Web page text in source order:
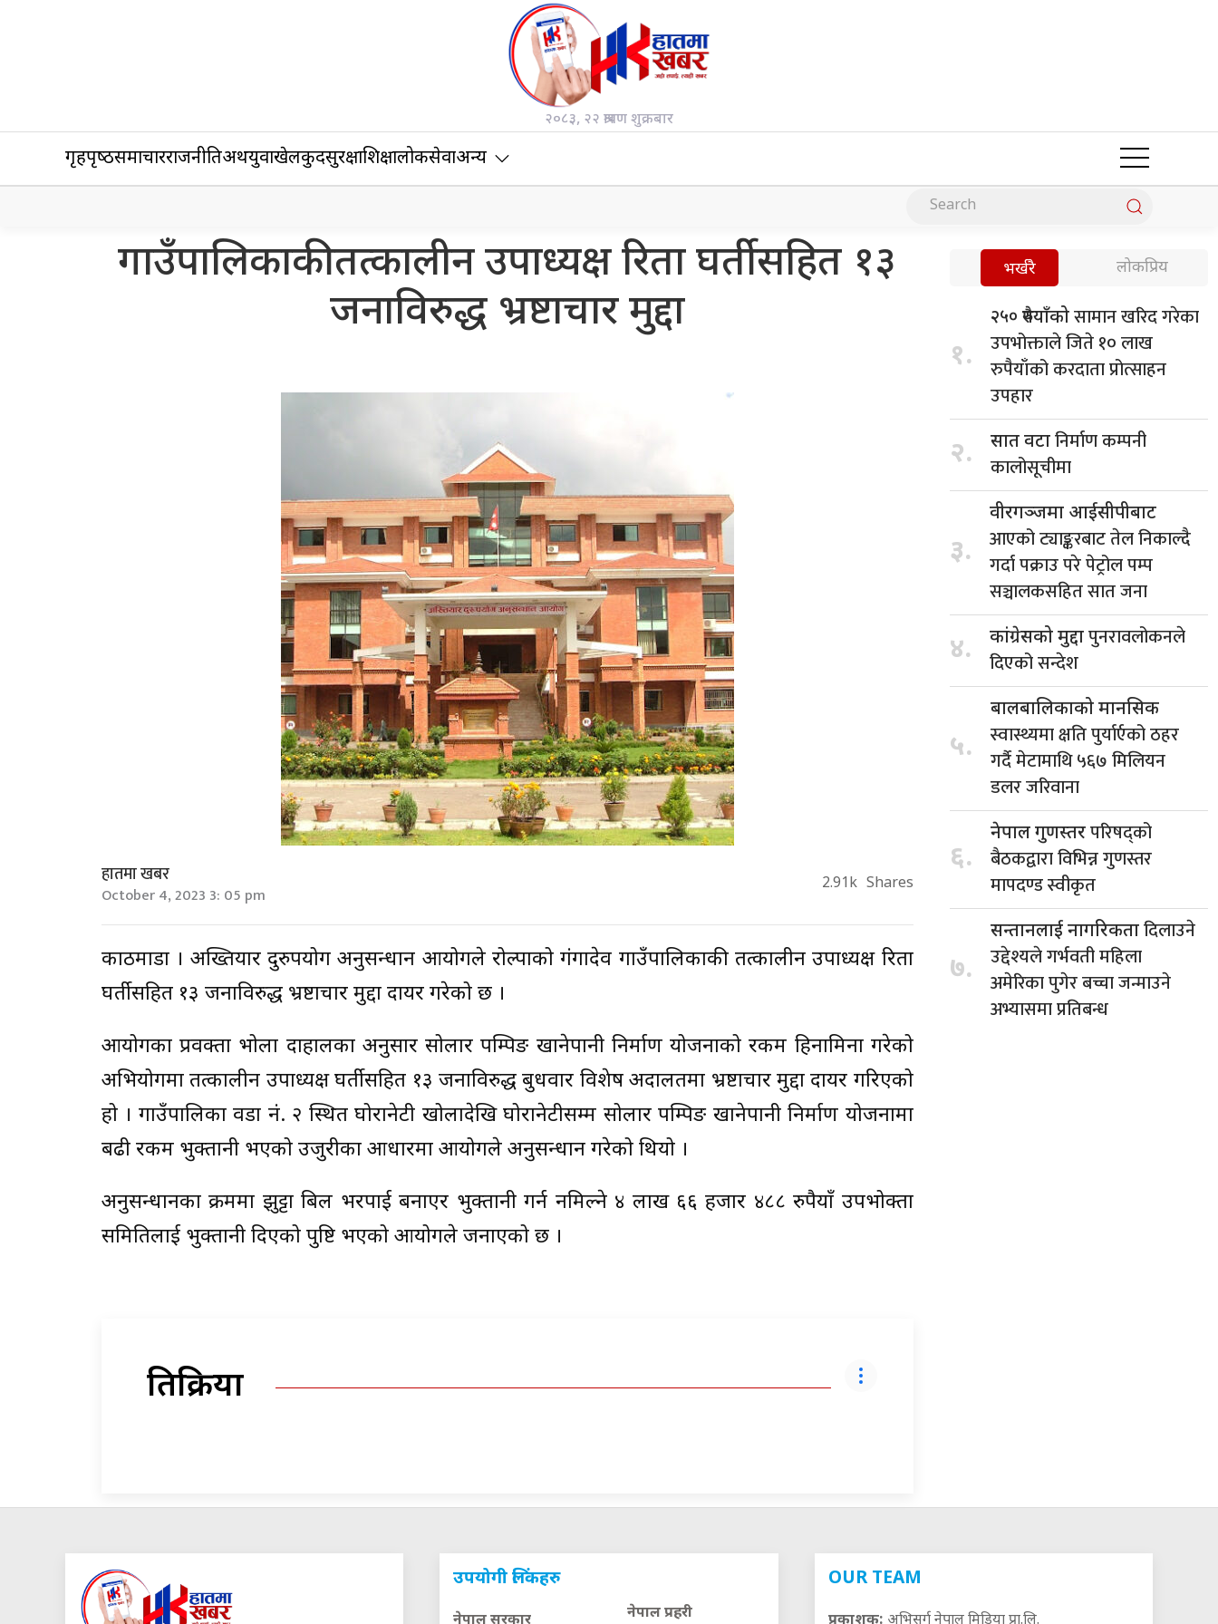
२०८३, २२ श्रावण शुक्रबार
गृहपृष्‍ठसमाचारराजनीतिअर्थयुवाखेलकुदसुरक्षाशिक्षालोकसेवाअन्य
गाउँपालिकाकी तत्कालीन उपाध्यक्ष रिता घर्तीसहित १३
जनाविरुद्ध भ्रष्टाचार मुद्दा
हातमा खबर
October 4, 2023 3: 05 pm 2.91k Shares
काठमाडौं । अख्तियार दुरुपयोग अनुसन्धान आयोगले रोल्पाको गंगादेव गाउँपालिकाकी तत्कालीन उपाध्यक्ष रिता
घर्तीसहित १३ जनाविरुद्ध भ्रष्टाचार मुद्दा दायर गरेको छ ।
आयोगका प्रवक्ता भोला दाहालका अनुसार सोलार पम्पिङ खानेपानी निर्माण योजनाको रकम हिनामिना गरेको
अभियोगमा तत्कालीन उपाध्यक्ष घर्तीसहित १३ जनाविरुद्ध बुधवार विशेष अदालतमा भ्रष्टाचार मुद्दा दायर गरिएको
हो । गाउँपालिका वडा नं. २ स्थित घोरानेटी खोलादेखि घोरानेटीसम्म सोलार पम्पिङ खानेपानी निर्माण योजनामा
बढी रकम भुक्तानी भएको उजुरीका आधारमा आयोगले अनुसन्धान गरेको थियो ।
अनुसन्धानका क्रममा झुट्टा बिल भरपाई बनाएर भुक्तानी गर्न नमिल्ने ४ लाख ६६ हजार ४८८ रुपैयाँ उपभोक्ता
समितिलाई भुक्तानी दिएको पुष्टि भएको आयोगले जनाएको छ ।
प्रतिक्रिया
भर्खरै लोकप्रिय
१.
२५० रुपैयाँकोसामान खरिद गरेका
उपभोक्ताले जिते १० लाख
रुपैयाँको करदाता प्रोत्साहन
उपहार
२. सात वटानिर्माण कम्पनी
कालोसूचीमा
३.
वीरगञ्जमा आईसीपीबाट
आएको ट्याङ्करबाट तेल निकाल्दै
गर्दा पक्राउ परे पेट्रोल पम्प
सञ्चालकसहित सात जना
४. कांग्रेसको मुद्दापुनरावलोकनले
दिएको सन्देश
५.
बालबालिकाको मानसिक
स्वास्थ्यमा क्षति पुर्यार्एको ठहर
गर्दै मेटामाथि ५६७ मिलियन
डलर जरिवाना
६.
नेपाल गुणस्तरपरिषद्को
बैठकद्वारा विभिन्न गुणस्तर
मापदण्ड स्वीकृत
७.
सन्तानलाई नागरिकतादिलाउने
उद्देश्यले गर्भवती महिला
अमेरिका पुगेर बच्चा जन्माउने
अभ्यासमा प्रतिबन्ध
उपयोगी लिंकहरु
नेपाल प्रहरी
OUR TEAM